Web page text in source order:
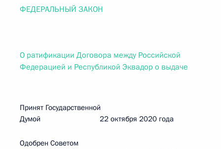
ФЕДЕРАЛЬНЫЙ ЗАКОН
О ратификации Договора между Российской
Федерацией и Республикой Эквадор о выдаче
Принят Государственной
Думой 22 октября 2020 года
Одобрен Советом